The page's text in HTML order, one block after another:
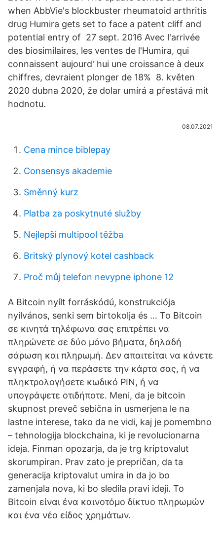
when AbbVie's blockbuster rheumatoid arthritis
drug Humira gets set to face a patent cliff and
potential entry of 27 sept. 2016 Avec l'arrivée
des biosimilaires, les ventes de l'Humira, qui
connaissent aujourd' hui une croissance à deux
chiffres, devraient plonger de 18% 8. květen
2020 dubna 2020, že dolar umírá a přestává mít
hodnotu.
08.07.2021
Cena mince biblepay
Consensys akademie
Směnný kurz
Platba za poskytnuté služby
Nejlepší multipool těžba
Britský plynový kotel cashback
Proč můj telefon nevypne iphone 12
A Bitcoin nyílt forráskódú, konstrukciója
nyilvános, senki sem birtokolja és … Το Bitcoin
σε κινητά τηλέφωνα σας επιτρέπει να
πληρώνετε σε δύο μόνο βήματα, δηλαδή
σάρωση και πληρωμή. Δεν απαιτείται να κάνετε
εγγραφή, ή να περάσετε την κάρτα σας, ή να
πληκτρολογήσετε κωδικό PIN, ή να
υπογράψετε οτιδήποτε. Meni, da je bitcoin
skupnost preveč sebična in usmerjena le na
lastne interese, tako da ne vidi, kaj je pomembno
– tehnologija blockchaina, ki je revolucionarna
ideja. Finman opozarja, da je trg kriptovalut
skorumpiran. Prav zato je prepričan, da ta
generacija kriptovalut umira in da jo bo
zamenjala nova, ki bo sledila pravi ideji. Το
Bitcoin είναι ένα καινοτόμο δίκτυο πληρωμών
και ένα νέο είδος χρημάτων.